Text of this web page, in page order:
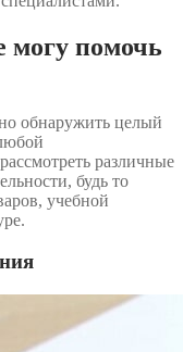
могу помочь
обнаружить целый
различные
будь то
учебной